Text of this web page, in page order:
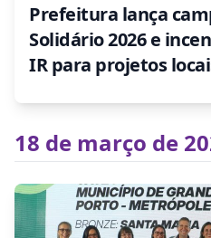
Prefeitura lança
Solidário 2026 e
IR para projetos
18 de março de